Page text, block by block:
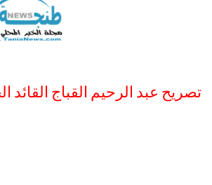
تصريح عبد الرحيم القباج القائد